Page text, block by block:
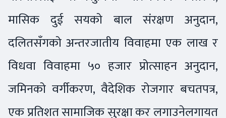
मासिक दुई सयको बाल संरक्षण अनुदान,
दलितसँगको अन्तरजातीय विवाहमा एक लाख र
विधवा विवाहमा ५० हजार प्रोत्साहन अनुदान,
जमिनको वर्गीकरण, वैदेशिक रोजगार बचतपत्र,
एक प्रतिशत सामाजिक सुरक्षा कर लगाउनेलगायत